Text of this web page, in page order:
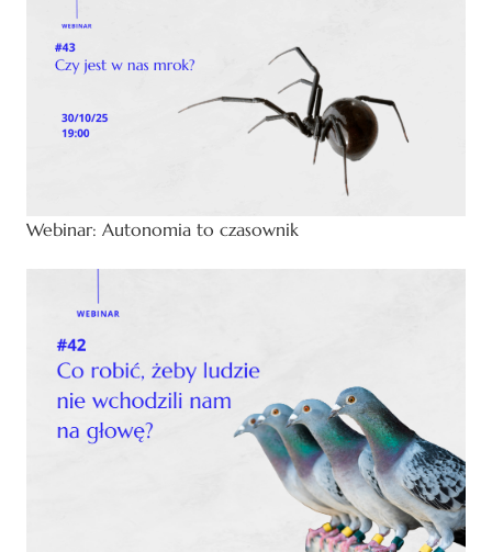
Webinar: Autonomia to czasownik